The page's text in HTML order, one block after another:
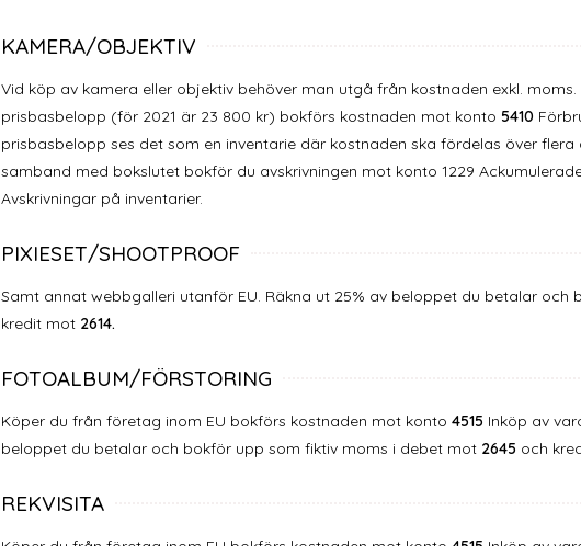
KAMERA/OBJEKTIV
Vid köp av kamera eller objektiv behöver man utgå från kostnaden exkl.
prisbasbelopp (för 2021 är 23 800 kr) bokförs kostnaden mot konto 5410
prisbasbelopp ses det som en inventarie där kostnaden ska fördelas över
samband med bokslutet bokför du avskrivningen mot konto 1229
Avskrivningar på inventarier.
PIXIESET/SHOOTPROOF
Samt annat webbgalleri utanför EU. Räkna ut 25% av beloppet du betalar
kredit mot 2614.
FOTOALBUM/FÖRSTORING
Köper du från företag inom EU bokförs kostnaden mot konto 4515 Inköp av
beloppet du betalar och bokför upp som fiktiv moms i debet mot 2645 och
REKVISITA